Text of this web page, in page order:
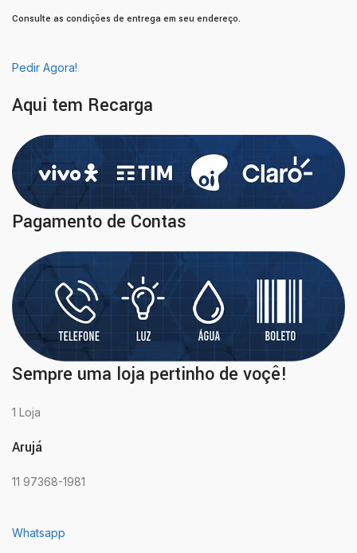
Consulte as condições de entrega em seu endereço.
Pedir Agora!
Aqui tem Recarga
Pagamento de Contas
Sempre uma loja pertinho de voçê!
1 Loja
Arujá
11 97368-1981
Whatsapp